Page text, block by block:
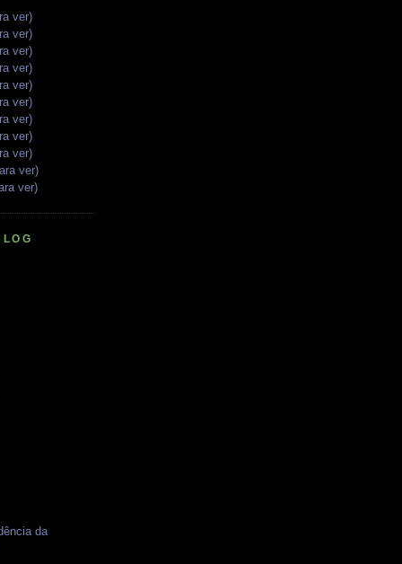
ver)
ver)
ver)
ver)
ver)
ver)
ver)
ver)
ver)
ver)
ver)
da